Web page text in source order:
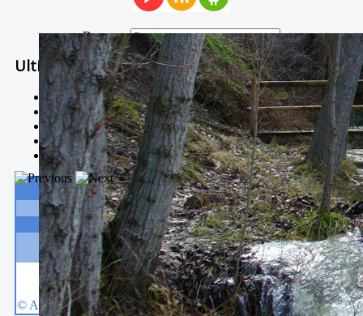
Buscar...
Ultimas Noticias
Solidaria carrera - 7 TÉRMINOS XTREM
Temporal de Febrero
Nevada Enero 2018
La estación de esquí de Javalambre abrirán este sábado
Larga vida a las escuelas